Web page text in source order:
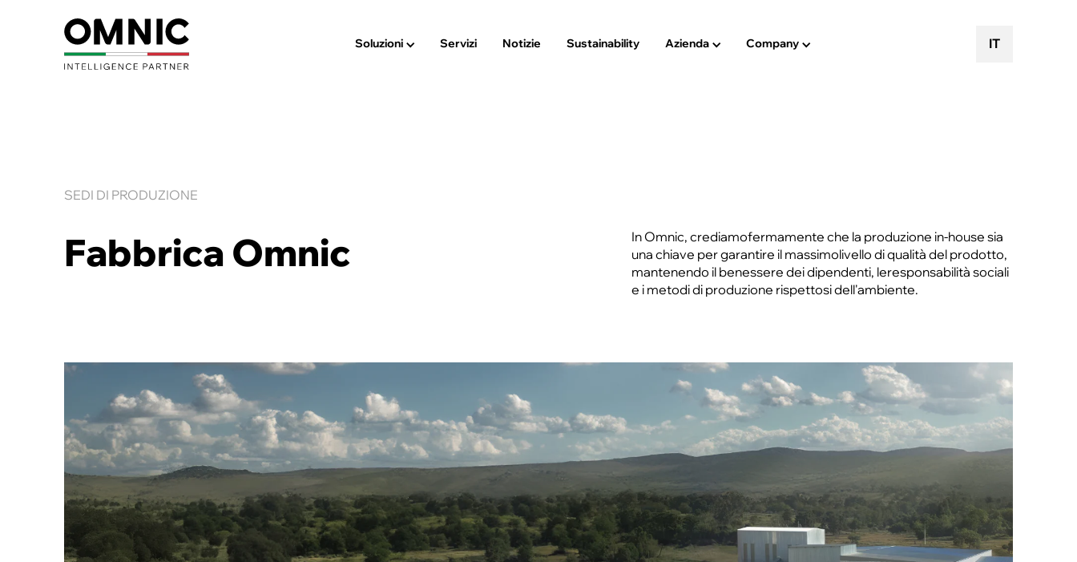
Soluzioni Servizi Notizie Sustainability Azienda Company IT
SEDI DI PRODUZIONE
Fabbrica Omnic
In Omnic, crediamofermamente che la produzione in-house sia
una chiave per garantire il massimolivello di qualità del prodotto,
mantenendo il benessere dei dipendenti, leresponsabilità sociali
e i metodi di produzione rispettosi dell'ambiente.